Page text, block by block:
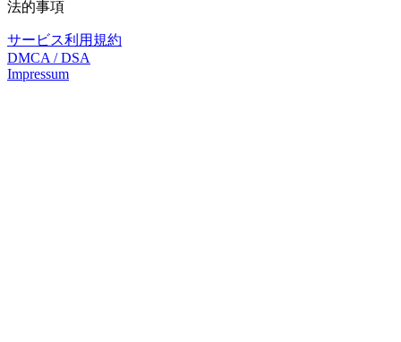
法的事項
サービス利用規約
DMCA / DSA
Impressum